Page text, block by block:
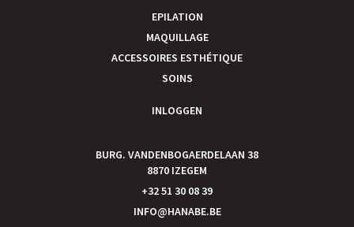
EPILATION
MAQUILLAGE
ACCESSOIRES ESTHÉTIQUE
SOINS
INLOGGEN
BURG. VANDENBOGAERDELAAN 38
8870 IZEGEM
+32 51 30 08 39
INFO@HANABE.BE